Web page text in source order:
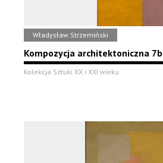
Władysław Strzemiński
Kompozycja architektoniczna 7b
Kolekcja Sztuki XX i XXI wieku